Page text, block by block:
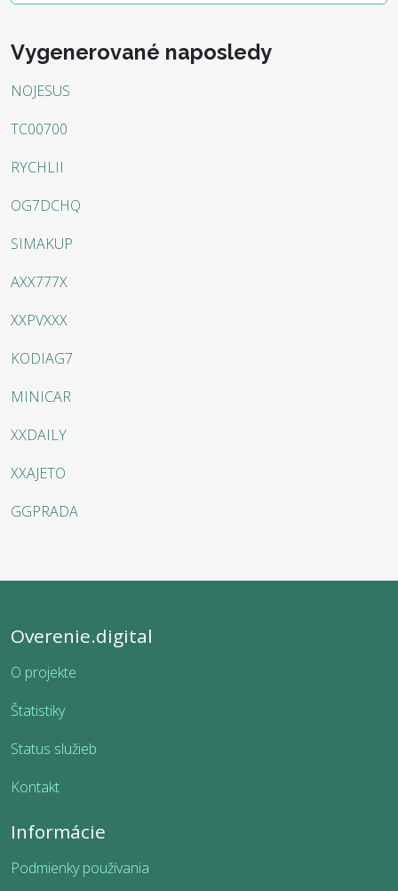
Vygenerované naposledy
NOJESUS
TC00700
RYCHLII
OG7DCHQ
SIMAKUP
AXX777X
XXPVXXX
KODIAG7
MINICAR
XXDAILY
XXAJETO
GGPRADA
Overenie.digital
O projekte
Štatistiky
Status služieb
Kontakt
Informácie
Podmienky používania